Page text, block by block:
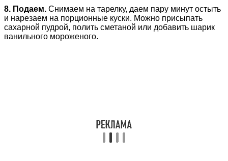
8. Подаем. Снимаем на тарелку, даем пару минут остыть
и нарезаем на порционные куски. Можно присыпать
сахарной пудрой, полить сметаной или добавить шарик
ванильного мороженого.